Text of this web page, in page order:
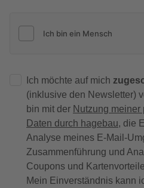
Ich möchte auf mich
(inklusive den Newsletter)
bin mit der Nutzung
Daten durch hagebau, die
Analyse meines E-Mail-
Zusammenführung und
Coupons und
Mein Einverständnis kann